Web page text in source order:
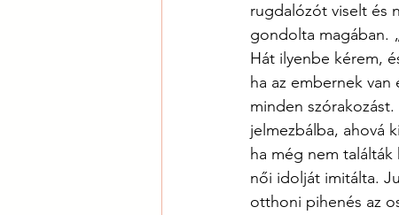
rugdalózót viselt és
gondolta magában.
Hát ilyenbe kérem,
ha az embernek
minden
jelmezbálba, ahová
ha még nem
női idolját imitálta.
otthoni pihenés az